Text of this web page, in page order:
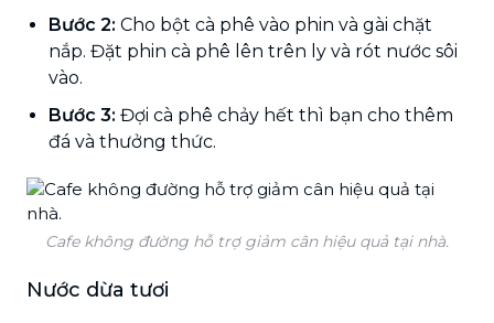
Bước 2: Cho bột cà phê vào phin và gài chặt
nắp. Đặt phin cà phê lên trên ly và rót nước sôi
vào.
Bước 3: Đợi cà phê chảy hết thì bạn cho thêm
đá và thưởng thức.
Cafe không đường hỗ trợ giảm cân hiệu quả tại nhà.
Nước dừa tươi